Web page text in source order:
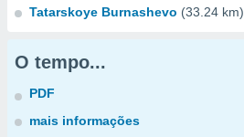
Tatarskoye Burnashevo (33.24 km)
O tempo...
PDF
mais informações